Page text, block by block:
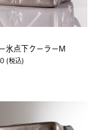
氷点下クーラーM
(税込)